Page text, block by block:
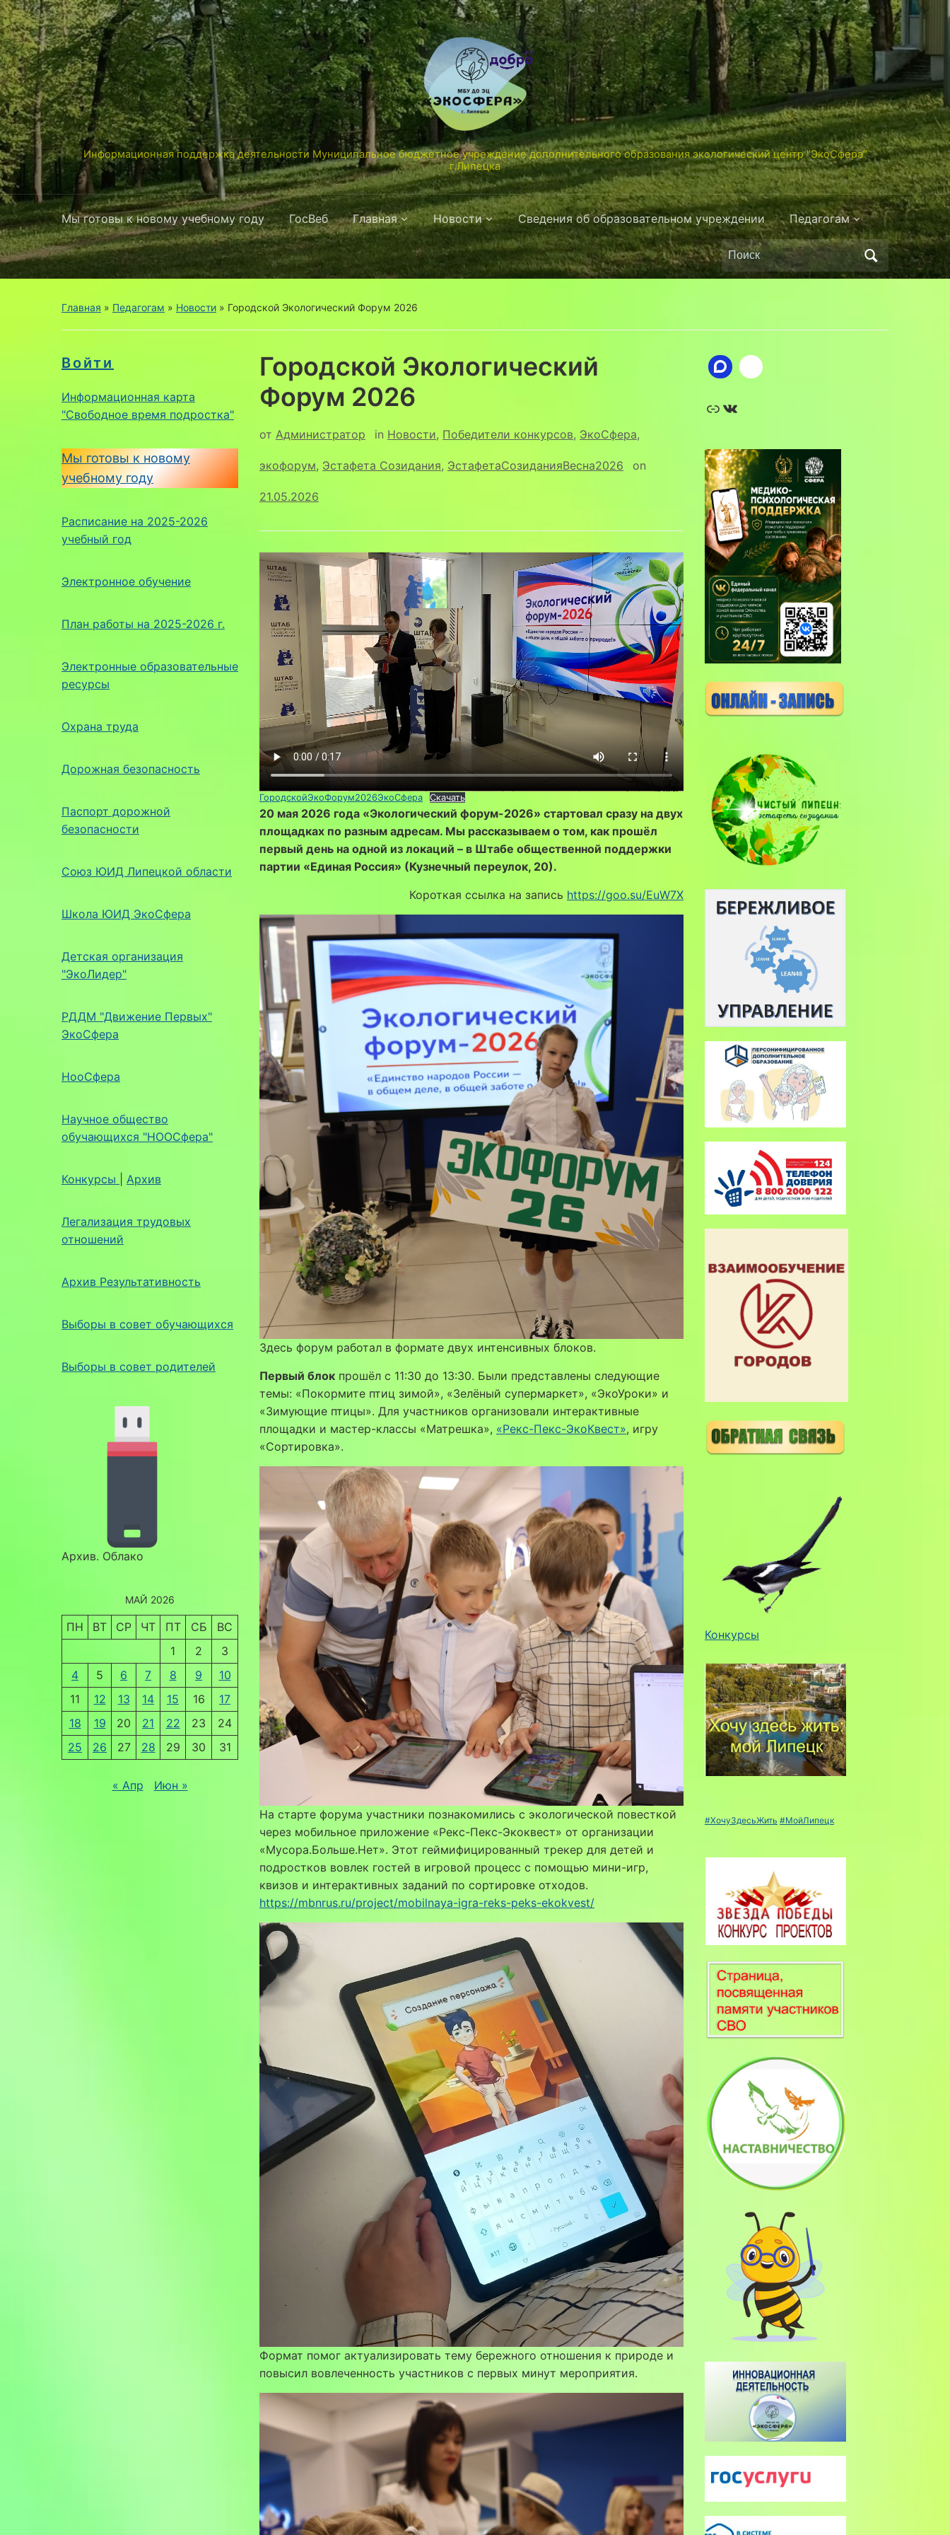
Информационная поддержка деятельности Муниципальное бюджетное учреждение дополнительного образования экологический центр "ЭкоСфера"
г.Липецка
Мы готовы к новому учебному году ГосВеб Главная Новости Сведения об образовательном учреждении Педагогам
Поиск
по:
Главная » Педагогам » Новости » Городской Экологический Форум 2026
Войти
Информационная карта
"Свободное время подростка"
Мы готовы к новому
учебному году
Расписание на 2025-2026
учебный год
Электронное обучение
План работы на 2025-2026 г.
Электронные образовательные
ресурсы
Охрана труда
Дорожная безопасность
Паспорт дорожной
безопасности
Союз ЮИД Липецкой области
Школа ЮИД ЭкоСфера
Детская организация
"ЭкоЛидер"
РДДМ "Движение Первых"
ЭкоСфера
НооСфера
Научное общество
обучающихся "НООСфера"
Конкурсы Архив
Легализация трудовых
отношений
Архив Результативность
Выборы в совет обучающихся
Выборы в совет родителей
Архив. Облако
МАЙ 2026
ПН ВТ СР ЧТ ПТ СБ
ВС
1
2
3
4
5 6 7 8 9
10
11
12 13 14 15 16
17
18
19 20 21 22 23
24
25
26 27 28 29 30 31
« Апр Июн »
Городской Экологический
Форум 2026
от Администратор in Новости, Победители конкурсов, ЭкоСфера,
экофорум, Эстафета Созидания, ЭстафетаСозиданияВесна2026 on
21.05.2026
ГородскойЭкоФорум2026ЭкоСфера Скачать
20 мая 2026 года «Экологический форум-2026» стартовал сразу на двух
площадках по разным адресам. Мы рассказываем о том, как прошёл
первый день на одной из локаций – в Штабе общественной поддержки
партии «Единая Россия» (Кузнечный переулок, 20).
Короткая ссылка на запись https://goo.su/EuW7X
Здесь форум работал в формате двух интенсивных блоков.
Первый блок прошёл с 11:30 до 13:30. Были представлены следующие
темы: «Покормите птиц зимой», «Зелёный супермаркет», «ЭкоУроки» и
«Зимующие птицы». Для участников организовали интерактивные
площадки и мастер-классы «Матрешка», «Рекс-Пекс-ЭкоКвест», игру
«Сортировка».
На старте форума участники познакомились с экологической повесткой
через мобильное приложение «Рекс-Пекс-Экоквест» от организации
«Мусора.Больше.Нет». Этот геймифицированный трекер для детей и
подростков вовлек гостей в игровой процесс с помощью мини-игр,
квизов и интерактивных заданий по сортировке отходов.
https://mbnrus.ru/project/mobilnaya-igra-reks-peks-ekokvest/
Формат помог актуализировать тему бережного отношения к природе и
повысил вовлеченность участников с первых минут мероприятия.
Ссылка
Конкурсы
#ХочуЗдесьЖить #МойЛипецк